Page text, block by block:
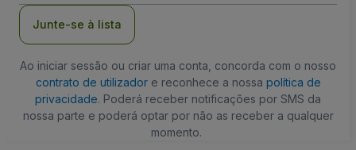
Junte-se à lista
Ao iniciar sessão ou criar uma conta, concorda com o nosso
contrato de utilizadore reconhece a nossa política de
privacidade. Poderá receber notificações por SMS da
nossa parte e poderá optar por não as receber a qualquer
momento.